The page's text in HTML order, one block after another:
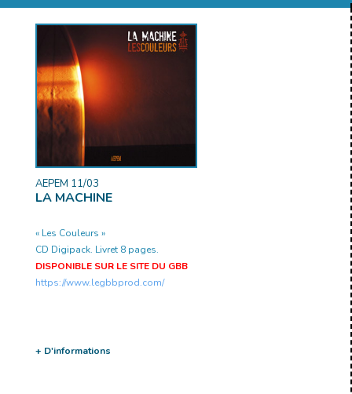
AEPEM 11/03
LA MACHINE
« Les Couleurs »
CD Digipack. Livret 8 pages.
DISPONIBLE SUR LE SITE DU GBB
https://www.legbbprod.com/
+ D'informations